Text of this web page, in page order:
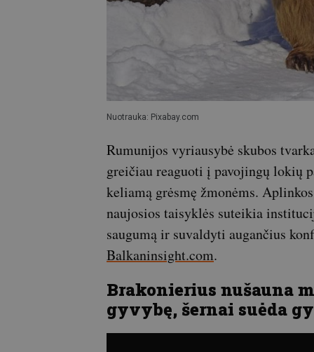
Nuotrauka: Pixabay.com
Rumunijos vyriausybė skubos
greičiau reaguoti į pavojingų lokių
keliamą grėsmę žmonėms.
naujosios taisyklės suteikia
saugumą ir suvaldyti augančius
Balkaninsight.com.
Brakonierius nušauna
gyvybę, šernai suėda